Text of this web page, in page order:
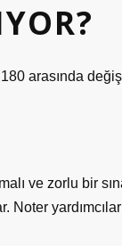
arasında
ve zorlu bir